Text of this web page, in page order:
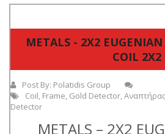
METALS - 2Χ2
COIL 2Χ2
Post By: Polatidis Group
Coil, Frame, Gold Detector,Αναπτήρας
Detector
METALS – 2Χ2